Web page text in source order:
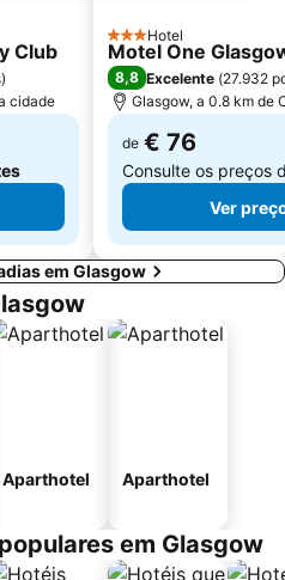
Club
)
cidade
3 Estrelas
Hotel
Motel One
8,8 Excelente (27.932
Glasgow, a 0.8 km de
de € 76
Consulte os preços
Ver
em Glasgow
Aparthotel Aparthotel
em Glasgow